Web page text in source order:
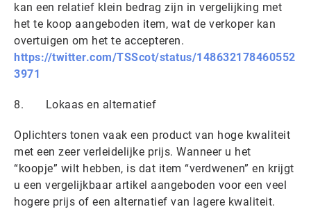
kan een relatief klein bedrag zijn in vergelijking met
het te koop aangeboden item, wat de verkoper kan
overtuigen om het te accepteren.
https://twitter.com/TSScot/status/148632178460552
3971
8. Lokaas en alternatief
Oplichters tonen vaak een product van hoge kwaliteit
met een zeer verleidelijke prijs. Wanneer u het
“koopje” wilt hebben, is dat item “verdwenen” en krijgt
u een vergelijkbaar artikel aangeboden voor een veel
hogere prijs of een alternatief van lagere kwaliteit.